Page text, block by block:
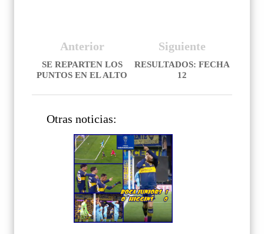
Siguiente
RESULTADOS: FECHA
12
Anterior
SE REPARTEN LOS
PUNTOS EN EL ALTO
Otras noticias: